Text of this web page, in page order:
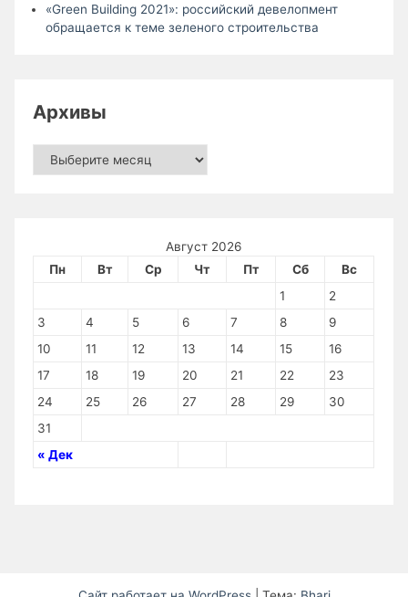
«Green Building 2021»: российский девелопмент
обращается к теме зеленого строительства
Архивы
Архивы
Август 2026
Пн
Вт Ср Чт Пт Сб Вс
« Дек
1
2
3
4 5 6 7 8
9
10
11 12 13 14 15
16
17
18 19 20 21 22
23
24
25 26 27 28 29
30
31